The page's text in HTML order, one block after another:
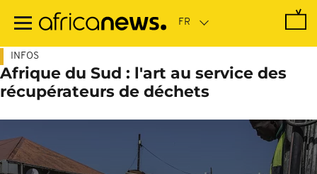
contenu
INFOS
Afrique du Sud : l'art au service des
récupérateurs de déchets